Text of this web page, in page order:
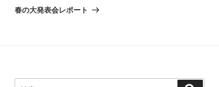
ゲ
の
春の大発表会レポート